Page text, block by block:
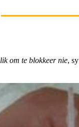
om te blokkeer nie,